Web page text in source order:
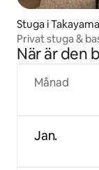
Stuga i Takayama
Privat stuga &
När är den
Månad
Jan.